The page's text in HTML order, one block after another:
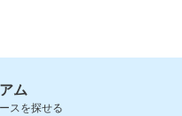
ム
スを探せる